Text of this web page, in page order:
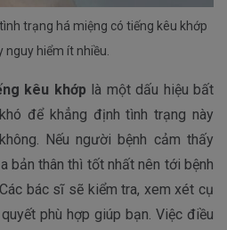
trạng há miệng có tiếng kêu khớp
nguy hiểm ít nhiều.
kêu khớp là một dấu hiệu bất
để khẳng định tình trạng này
Nếu người bệnh cảm thấy
bản thân thì tốt nhất nên tới bệnh
bác sĩ sẽ kiểm tra, xem xét cụ
phù hợp giúp bạn. Việc điều